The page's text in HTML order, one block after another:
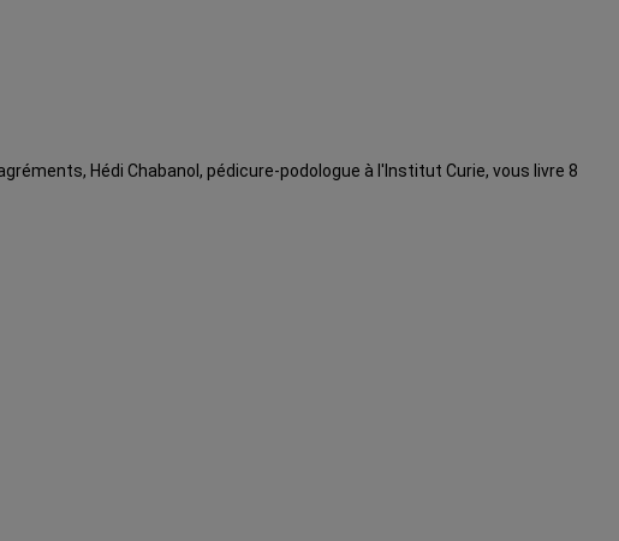
Hédi Chabanol, pédicure-podologue à l'Institut Curie, vous livre 8